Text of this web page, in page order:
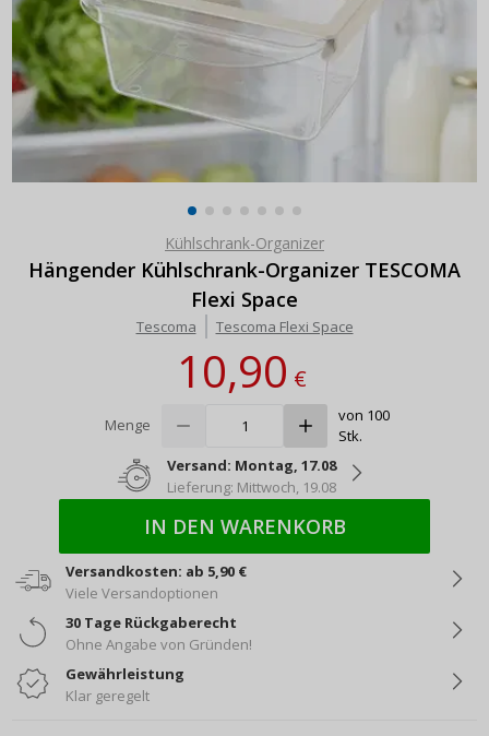
Kühlschrank-Organizer
Hängender Kühlschrank-Organizer TESCOMA
Flexi Space
Tescoma Tescoma Flexi Space
10,90€
Menge
von 100
Stk.
Versand: Montag, 17.08
Lieferung: Mittwoch, 19.08
IN DEN WARENKORB
Versandkosten: ab 5,90 €
Viele Versandoptionen
30 Tage Rückgaberecht
Ohne Angabe von Gründen!
Gewährleistung
Klar geregelt